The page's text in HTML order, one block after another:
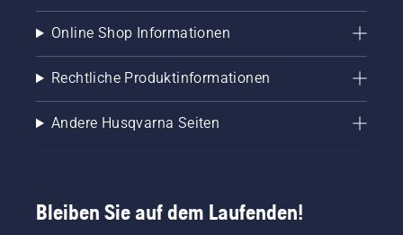
Online Shop Informationen
Rechtliche Produktinformationen
Andere Husqvarna Seiten
Bleiben Sie auf dem Laufenden!